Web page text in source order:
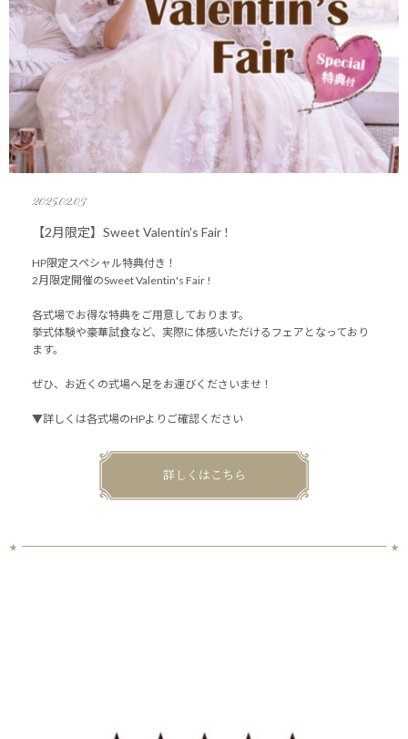
2025.02.03
【2月限定】Sweet Valentin's Fair !
HP限定スペシャル特典付き！
2月限定開催のSweet Valentin's Fair !
各式場でお得な特典をご用意しております。
挙式体験や豪華試食など、実際に体感いただけるフェアとなっており
ます。
ぜひ、お近くの式場へ足をお運びくださいませ！
▼詳しくは各式場のHPよりご確認ください
詳しくはこちら